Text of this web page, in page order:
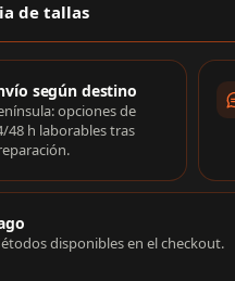
de tallas
de compra
según destino
opciones de
48 h laborables tras
disponibles en el checkout.